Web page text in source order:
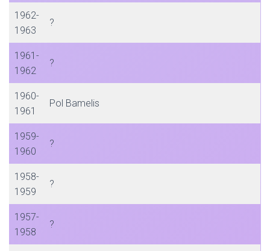
1962-
1963
?
1961-
1962
?
1960-
1961
Pol Bamelis
1959-
1960
?
1958-
1959
?
1957-
1958
?